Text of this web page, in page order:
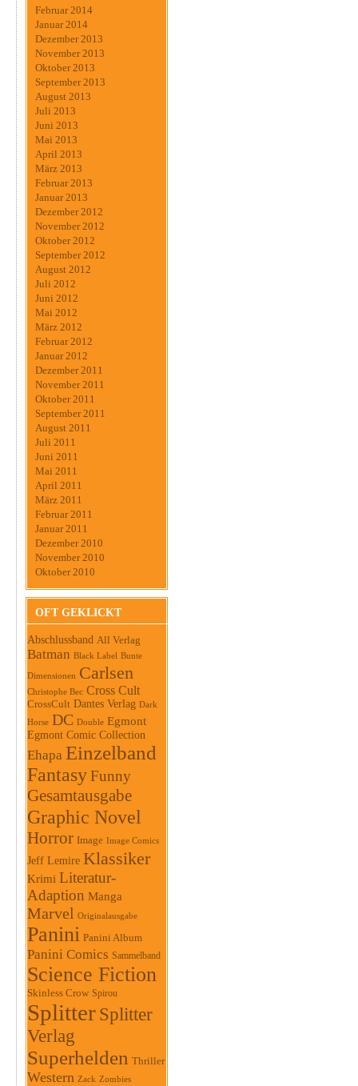
Februar 2014
Januar 2014
Dezember 2013
November 2013
Oktober 2013
September 2013
August 2013
Juli 2013
Juni 2013
Mai 2013
April 2013
März 2013
Februar 2013
Januar 2013
Dezember 2012
November 2012
Oktober 2012
September 2012
August 2012
Juli 2012
Juni 2012
Mai 2012
März 2012
Februar 2012
Januar 2012
Dezember 2011
November 2011
Oktober 2011
September 2011
August 2011
Juli 2011
Juni 2011
Mai 2011
April 2011
März 2011
Februar 2011
Januar 2011
Dezember 2010
November 2010
Oktober 2010
OFT GEKLICKT
Abschlussband All Verlag
Batman Black Label Bunte
Dimensionen Carlsen
Christophe Bec Cross Cult
CrossCult Dantes Verlag Dark
Horse DC Double Egmont
Egmont Comic Collection
Ehapa Einzelband
FantasyFunny
Gesamtausgabe
Graphic Novel
Horror Image Image Comics
Jeff Lemire Klassiker
Krimi Literatur-
Adaption Manga
Marvel Originalausgabe
Panini Panini Album
Panini Comics Sammelband
Science Fiction
Skinless Crow Spirou
Splitter Splitter
Verlag
Superhelden Thriller
Western Zack Zombies